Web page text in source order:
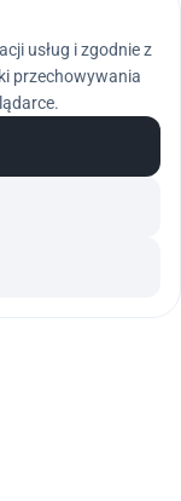
formularza.
elektroniczną.
usług i zgodnie z
przechowywania